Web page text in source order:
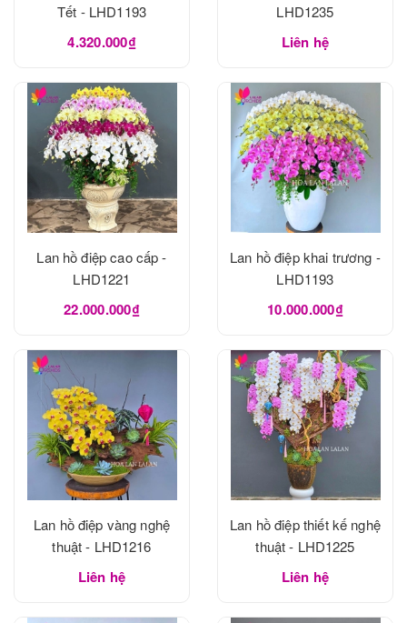
Tết - LHD1193
4.320.000₫
LHD1235
Liên hệ
Lan hồ điệp cao cấp -
LHD1221
22.000.000₫
Lan hồ điệp khai trương -
LHD1193
10.000.000₫
Lan hồ điệp vàng nghệ
thuật - LHD1216
Liên hệ
Lan hồ điệp thiết kế nghệ
thuật - LHD1225
Liên hệ